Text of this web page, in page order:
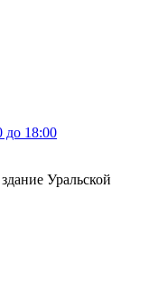
до 18:00
Уральской